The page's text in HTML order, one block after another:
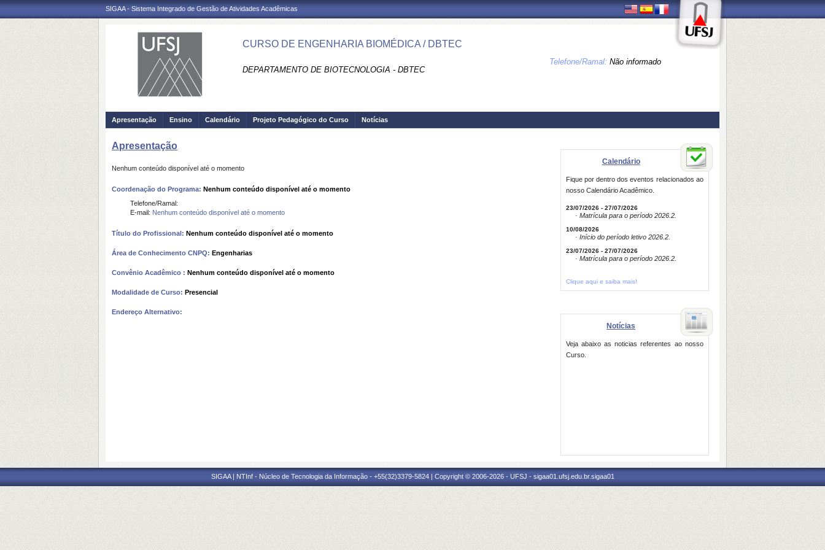
SIGAA - Sistema Integrado de Gestão de Atividades Acadêmicas
CURSO DE ENGENHARIA BIOMÉDICA / DBTEC
DEPARTAMENTO DE BIOTECNOLOGIA - DBTEC
Telefone/Ramal: Não informado
Apresentação Ensino Calendário Projeto Pedagógico do Curso Notícias
Apresentação
Nenhum conteúdo disponível até o momento
Coordenação do Programa: Nenhum conteúdo disponível até o momento
Telefone/Ramal:
E-mail: Nenhum conteúdo disponível até o momento
Título do Profissional: Nenhum conteúdo disponível até o momento
Área de Conhecimento CNPQ: Engenharias
Convênio Acadêmico : Nenhum conteúdo disponível até o momento
Modalidade de Curso: Presencial
Endereço Alternativo:
Calendário
Fique por dentro dos eventos relacionados ao
nosso Calendário Acadêmico.
23/07/2026 - 27/07/2026
· Matrícula para o período 2026.2.
10/08/2026
· Início do período letivo 2026.2.
23/07/2026 - 27/07/2026
· Matrícula para o período 2026.2.
Clique aqui e saiba mais!
Notícias
Veja abaixo as noticias referentes ao nosso
Curso.
SIGAA | NTInf - Núcleo de Tecnologia da Informação - +55(32)3379-5824 | Copyright © 2006-2026 - UFSJ - sigaa01.ufsj.edu.br.sigaa01